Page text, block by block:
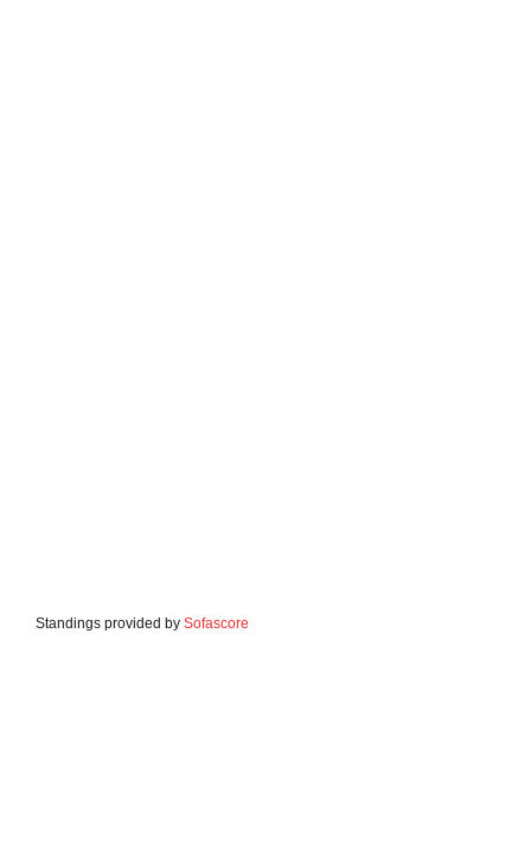
Standings provided by Sofascore